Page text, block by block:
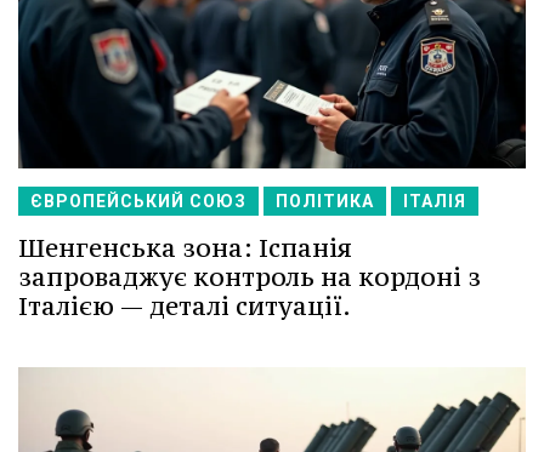
ЄВРОПЕЙСЬКИЙ СОЮЗ ПОЛІТИКА ІТАЛІЯ
Шенгенська зона: Іспанія
запроваджує контроль на кордоні з
Італією — деталі ситуації.